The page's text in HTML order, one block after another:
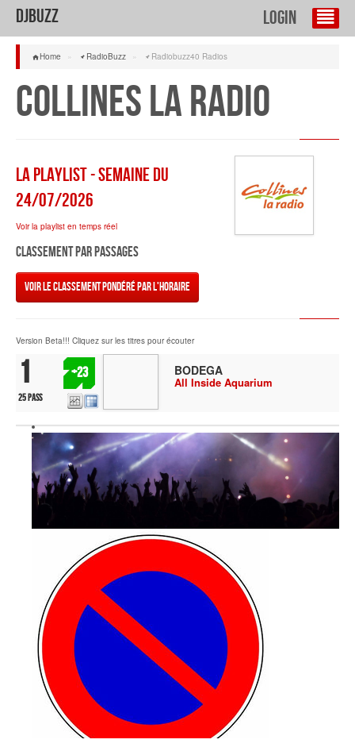
DJBuzz Login
Home » RadioBuzz » Radiobuzz40 Radios
Collines La Radio
La Playlist - semaine du
24/07/2026
Voir la playlist en temps réel
Classement par passages
Voir le classement pondéré par l'horaire
Version Beta!!! Cliquez sur les titres pour écouter
1
25 pass
+23 BODEGA
All Inside Aquarium